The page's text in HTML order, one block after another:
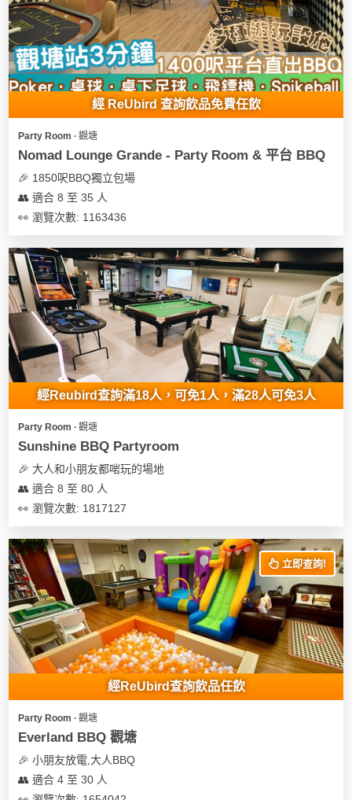
經 ReUbird 查詢飲品免費任飲
Party Room ∙ 觀塘
Nomad Lounge Grande - Party Room & 平台 BBQ
🎉 1850呎BBQ獨立包場
👥 適合 8 至 35 人
👀 瀏覽次數: 1163436
經Reubird查詢滿18人，可免1人，滿28人可免3人
Party Room ∙ 觀塘
Sunshine BBQ Partyroom
🎉 大人和小朋友都啱玩的場地
👥 適合 8 至 80 人
👀 瀏覽次數: 1817127
立即查詢!
經ReUbird查詢飲品任飲
Party Room ∙ 觀塘
Everland BBQ 觀塘
🎉 小朋友放電,大人BBQ
👥 適合 4 至 30 人